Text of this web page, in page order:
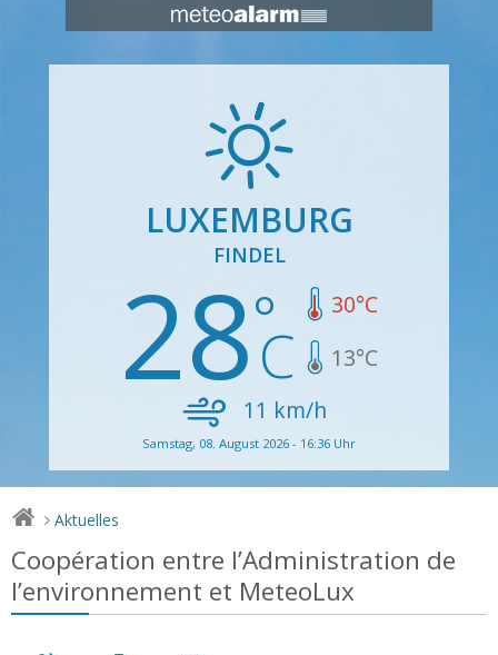
LUXEMBURG
FINDEL
28 30°C
13°C
11 km/h
Samstag, 08. August 2026 - 16:36 Uhr
> Aktuelles
Coopération entre l’Administration de
l’environnement et MeteoLux